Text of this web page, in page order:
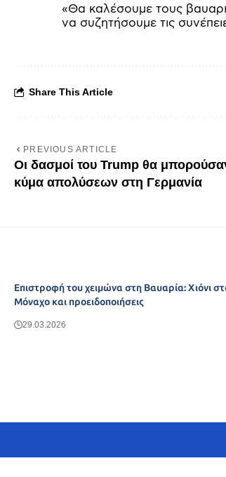
«Θα καλέσουμε τους
να συζητήσουμε τις
Share This Article
PREVIOUS ARTICLE
Οι δασμοί του Trump θα
κύμα απολύσεων στη Γερμανία
Επιστροφή του χειμώνα στη Βαυαρία: Χιόνι
Μόναχο και προειδοποιήσεις
29.03.2026